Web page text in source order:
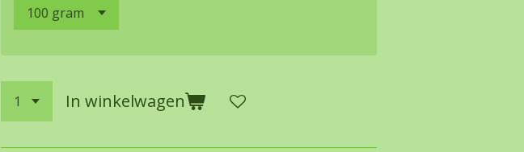
In winkelwagen